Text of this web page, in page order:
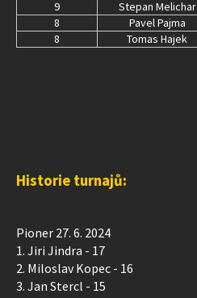
9
Stepan Melichar
8
Pavel Pajma
8
Tomas Hajek
Historie turnajů:
Pioner 27. 6. 2024
1. Jiri Jindra - 17
2. Miloslav Kopec - 16
3. Jan Stercl - 15